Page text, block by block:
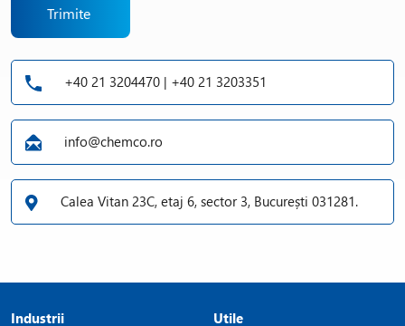
Trimite
+40 21 3204470 | +40 21 3203351
info@chemco.ro
Calea Vitan 23C, etaj 6, sector 3, București 031281.
Industrii
Utile